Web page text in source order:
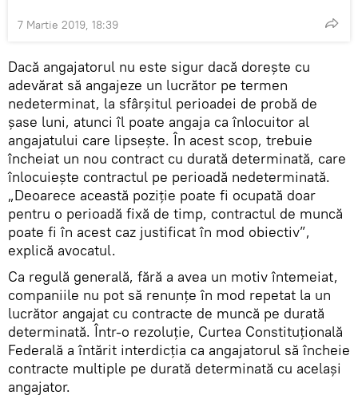
7 Martie 2019, 18:39
Dacă angajatorul nu este sigur dacă dorește cu
adevărat să angajeze un lucrător pe termen
nedeterminat, la sfârșitul perioadei de probă de
șase luni, atunci îl poate angaja ca înlocuitor al
angajatului care lipseşte. În acest scop, trebuie
încheiat un nou contract cu durată determinată, care
înlocuiește contractul pe perioadă nedeterminată.
„Deoarece această poziție poate fi ocupată doar
pentru o perioadă fixă de timp, contractul de muncă
poate fi în acest caz justificat în mod obiectiv”,
explică avocatul.
Ca regulă generală, fără a avea un motiv întemeiat,
companiile nu pot să renunţe în mod repetat la un
lucrător angajat cu contracte de muncă pe durată
determinată. Într-o rezoluție, Curtea Constituțională
Federală a întărit interdicția ca angajatorul să încheie
contracte multiple pe durată determinată cu același
angajator.